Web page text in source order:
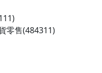
零售(484311)